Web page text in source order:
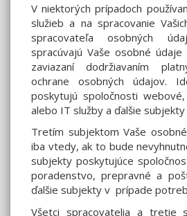
V niektorých prípadoch
služieb a na spracovanie
spracovateľa osobných
spracúvajú Vaše osobné
zaviazaní dodržiavaním
ochrane osobných údajov.
poskytujú spoločnosti
alebo IT služby a ďalšie
Tretím subjektom Vaše
iba vtedy, ak to bude
subjekty poskytujúce
poradenstvo, prepravné a
ďalšie subjekty v prípade
Všetci spracovatelia a tretie